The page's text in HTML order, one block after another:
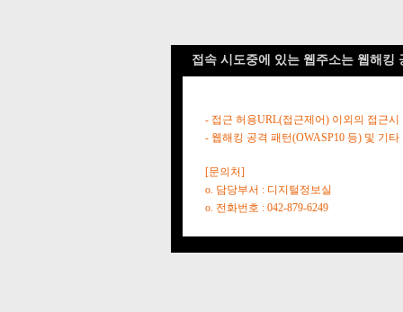
접속 시도중에 있는 웹주소는 웹해킹
- 접근 허용URL(접근제어) 이외의 접근시
- 웹해킹 공격 패턴(OWASP10 등) 및 기
[문의처]
o. 담당부서 : 디지털정보실
o. 전화번호 : 042-879-6249